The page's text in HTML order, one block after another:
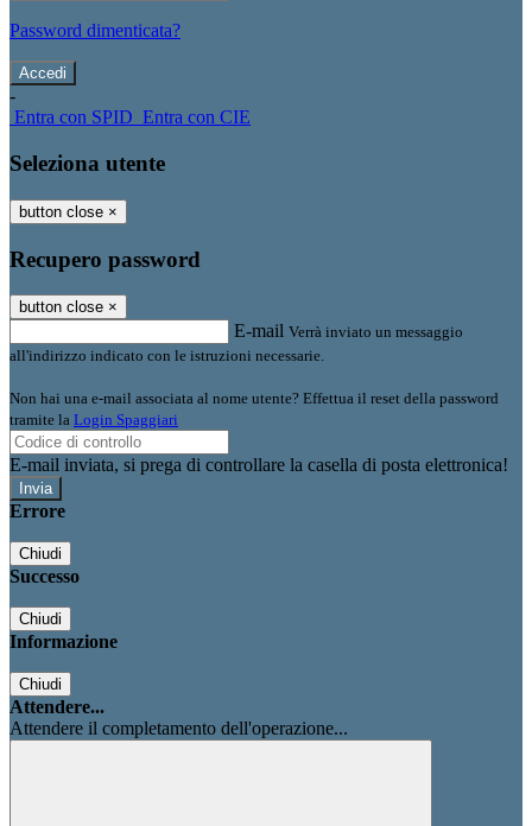
Password dimenticata?
-
Entra con SPID Entra con CIE
Seleziona utente
button close ×
Recupero password
button close ×
E-mail Verrà inviato un messaggio
all'indirizzo indicato con le istruzioni necessarie.
Non hai una e-mail associata al nome utente? Effettua il reset della password
tramite la Login Spaggiari
E-mail inviata, si prega di controllare la casella di posta elettronica!
Errore
Chiudi
Successo
Chiudi
Informazione
Chiudi
Attendere...
Attendere il completamento dell'operazione...